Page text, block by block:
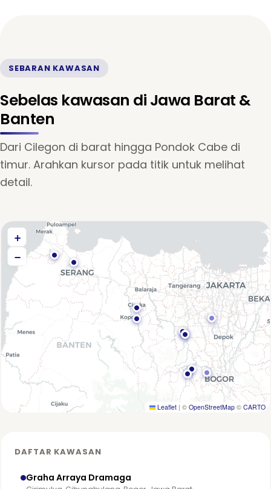
SEBARAN KAWASAN
Sebelas kawasan di Jawa Barat &
Banten
Dari Cilegon di barat hingga Pondok Cabe di
timur. Arahkan kursor pada titik untuk melihat
detail.
+
−
Leaflet | © OpenStreetMap © CARTO
DAFTAR KAWASAN
Graha Arraya Dramaga